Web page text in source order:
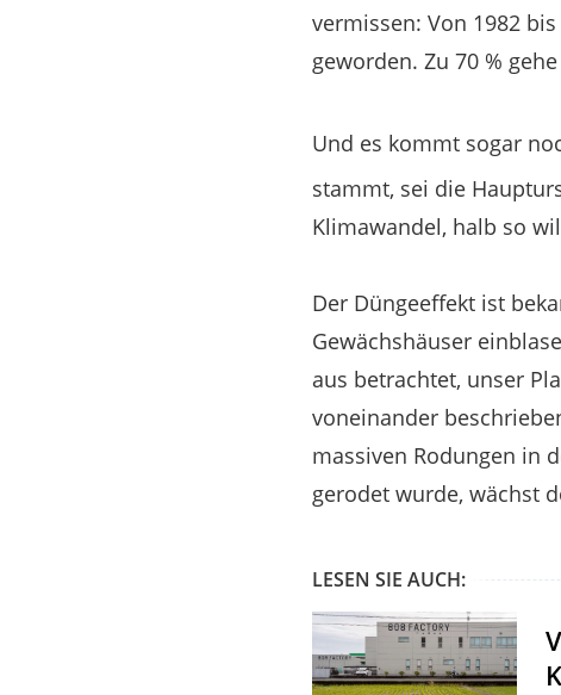
vermissen: Von 1982
geworden. Zu 70 %
Und es kommt sogar
stammt, sei die
Klimawandel, halb so
Der Düngeeffekt ist
Gewächshäuser
aus betrachtet, unser
voneinander
massiven Rodungen in
gerodet wurde, wächst
LESEN SIE AUCH: